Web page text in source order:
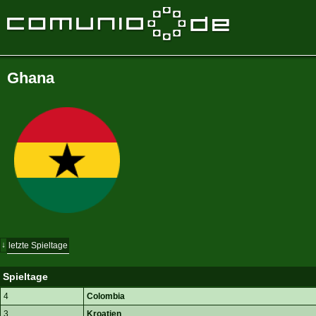
Ghana
↓ letzte Spieltage
Spieltage
4 Colombia
3
Kroatien